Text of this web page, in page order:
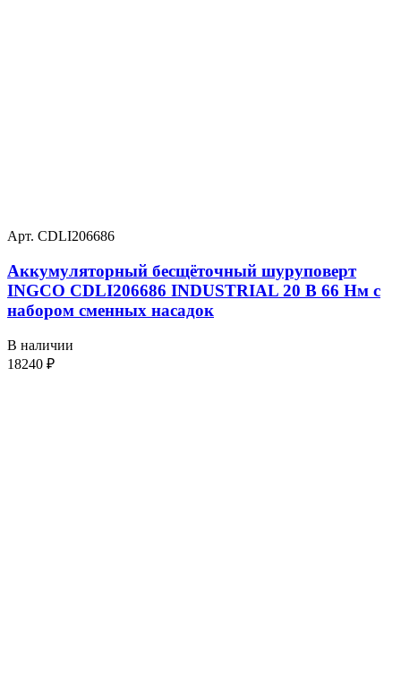
Арт. CDLI206686
Аккумуляторный бесщёточный шуруповерт
INGCO CDLI206686 INDUSTRIAL 20 В 66 Нм с
набором сменных насадок
В наличии
18240 ₽